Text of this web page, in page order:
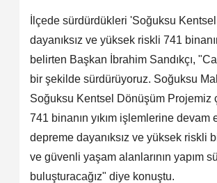
İlçede sürdürdükleri 'Soğuksu
dayanıksız ve yüksek riskli 741
belirten Başkan İbrahim Sandıkçı,
bir şekilde sürdürüyoruz. Soğuksu
Soğuksu Kentsel Dönüşüm Projemiz
741 binanın yıkım işlemlerine
depreme dayanıksız ve yüksek riskli
ve güvenli yaşam alanlarının yapım
buluşturacağız" diye konuştu.